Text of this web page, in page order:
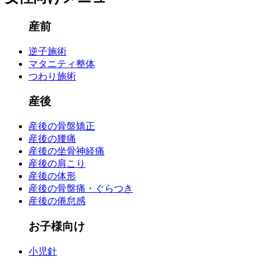
産前
逆子施術
マタニティ整体
つわり施術
産後
産後の骨盤矯正
産後の腰痛
産後の坐骨神経痛
産後の肩こり
産後の体形
産後の骨盤痛・ぐらつき
産後の倦怠感
お子様向け
小児針